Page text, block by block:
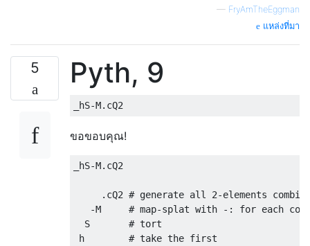
— FryAmTheEggman
แหล่งที่มา
5 Pyth, 9
ขอขอบคุณ!
_hS-M.cQ2
.cQ2 # generate all 2-elements
-M     # map-splat with -: for each
  S       # tort
h        # take the first